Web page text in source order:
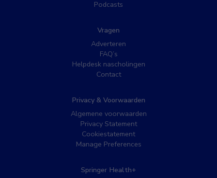
Podcasts
Vragen
Adverteren
FAQ’s
Helpdesk nascholingen
Contact
Privacy & Voorwaarden
Algemene voorwaarden
Privacy Statement
Cookiestatement
Manage Preferences
Springer Health+